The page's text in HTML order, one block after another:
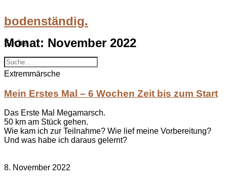
Inhalt
wechseln
bodenständig.
Suche
Monat: November 2022
Extremmärsche
Mein Erstes Mal – 6 Wochen Zeit bis zum Start
Das Erste Mal Megamarsch.
50 km am Stück gehen.
Wie kam ich zur Teilnahme? Wie lief meine Vorbereitung?
Und was habe ich daraus gelernt?
8. November 2022